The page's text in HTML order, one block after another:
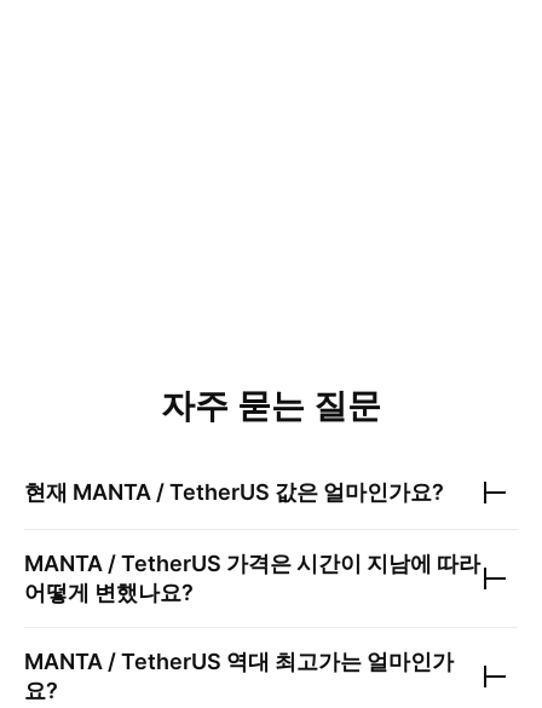
자주 묻는 질문
현재 MANTA / TetherUS 값은 얼마인가요?
MANTA / TetherUS 가격은 시간이 지남에 따라
어떻게 변했나요?
MANTA / TetherUS 역대 최고가는 얼마인가
요?